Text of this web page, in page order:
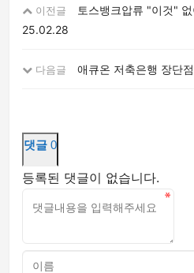
이전글
토스뱅크압류 "이것"
25.02.28
다음글 애큐온 저축은행 장단
댓글 0
등록된 댓글이 없습니다.